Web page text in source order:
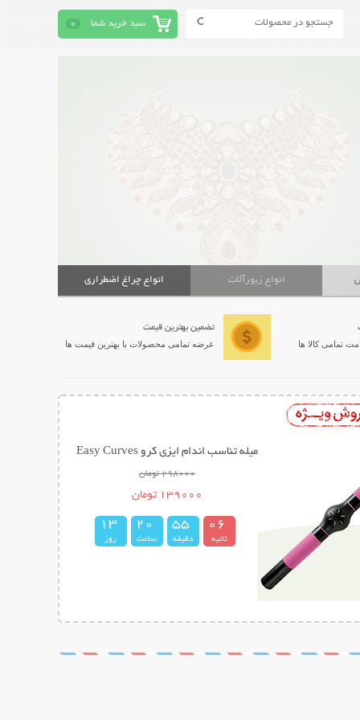
سبد خرید شما 0
انواع زیورآلات انواع چراغ اضطراری
تمامی کالا ها
تضمین بهترین قیمت
عرضه تمامی محصولات با بهترین قیمت ها
میله تناسب اندام ایزی کرو Easy Curves
298000 تومان
139000 تومان
0 5
6
ثانیه
55
دقیقه
2 0
ساعت
1 3
روز